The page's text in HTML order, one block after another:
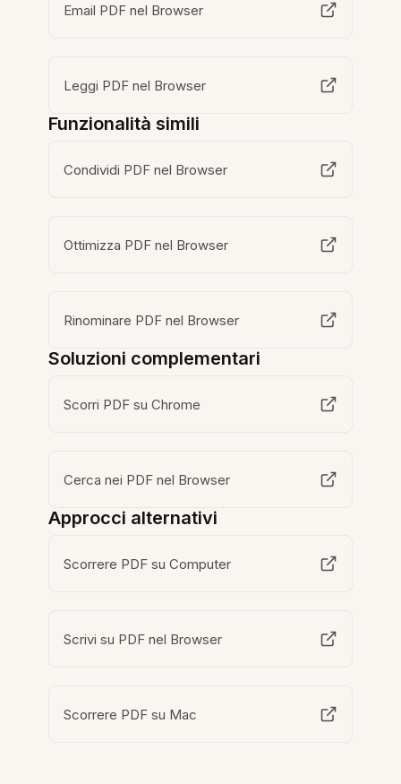
Email PDF nel Browser
Leggi PDF nel Browser
Funzionalità simili
Condividi PDF nel Browser
Ottimizza PDF nel Browser
Rinominare PDF nel Browser
Soluzioni complementari
Scorri PDF su Chrome
Cerca nei PDF nel Browser
Approcci alternativi
Scorrere PDF su Computer
Scrivi su PDF nel Browser
Scorrere PDF su Mac